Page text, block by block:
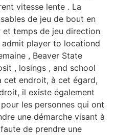
vitesse lente . La
de jeu de bout en
temps de jeu direction
admit player to locationd
, Beaver State
, losings , and school
cet endroit, à cet égard,
il existe également
les personnes qui ont
une démarche visant à
de prendre une